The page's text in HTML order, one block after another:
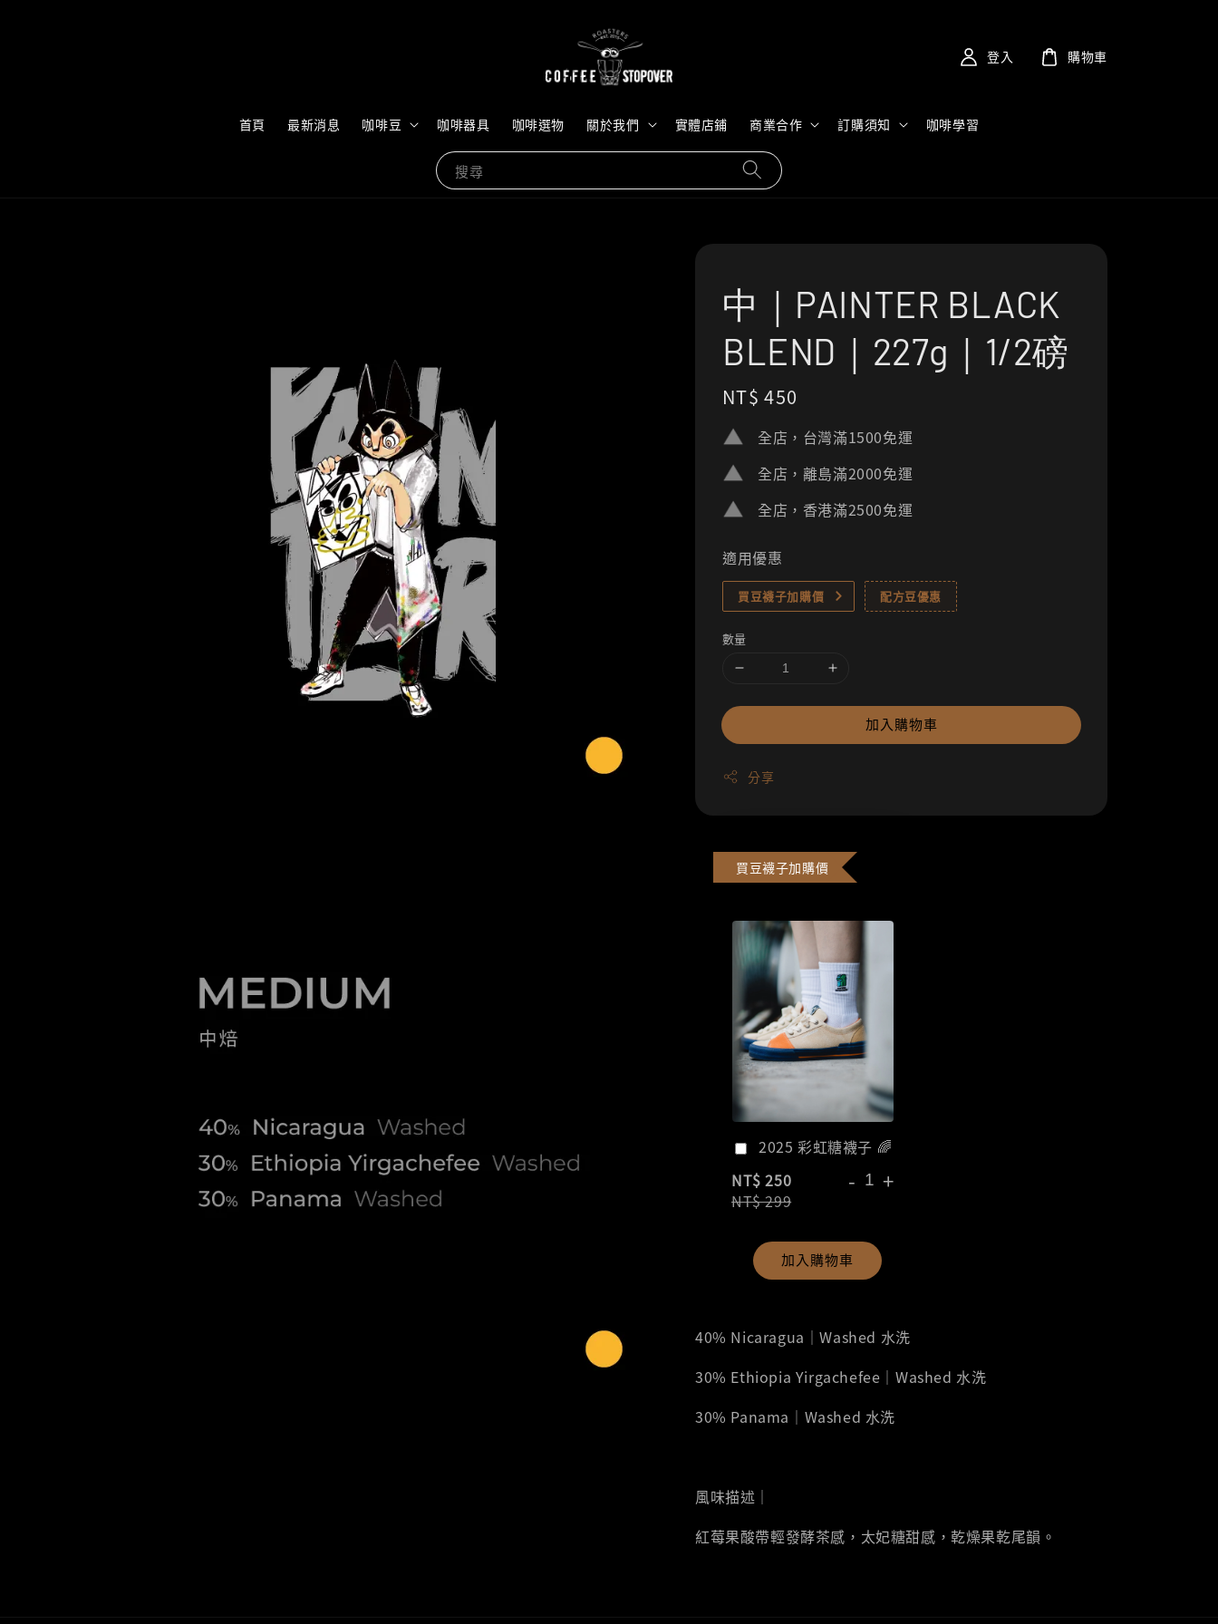
搜尋
首頁 最新消息 咖啡豆 咖啡器具 咖啡選物 關於我們 實體店鋪 商業合作 訂購須知 咖啡學習
登入 購物車
中｜PAINTER BLACK
BLEND｜227g｜1/2磅
Regular
price
NT$ 450
全店，台灣滿1500免運
全店，離島滿2000免運
全店，香港滿2500免運
適用優惠
買豆襪子加購價 配方豆優惠
數量
加入購物車
分享
買豆襪子加購價
2025 彩虹糖襪子 🌈
NT$ 250
NT$ 299
- +
加入購物車
40% Nicaragua｜Washed 水洗
30% Ethiopia Yirgachefee｜Washed 水洗
30% Panama｜Washed 水洗
風味描述｜
紅莓果酸帶輕發酵茶感，太妃糖甜感，乾燥果乾尾韻。